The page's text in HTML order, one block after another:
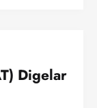
Digelar